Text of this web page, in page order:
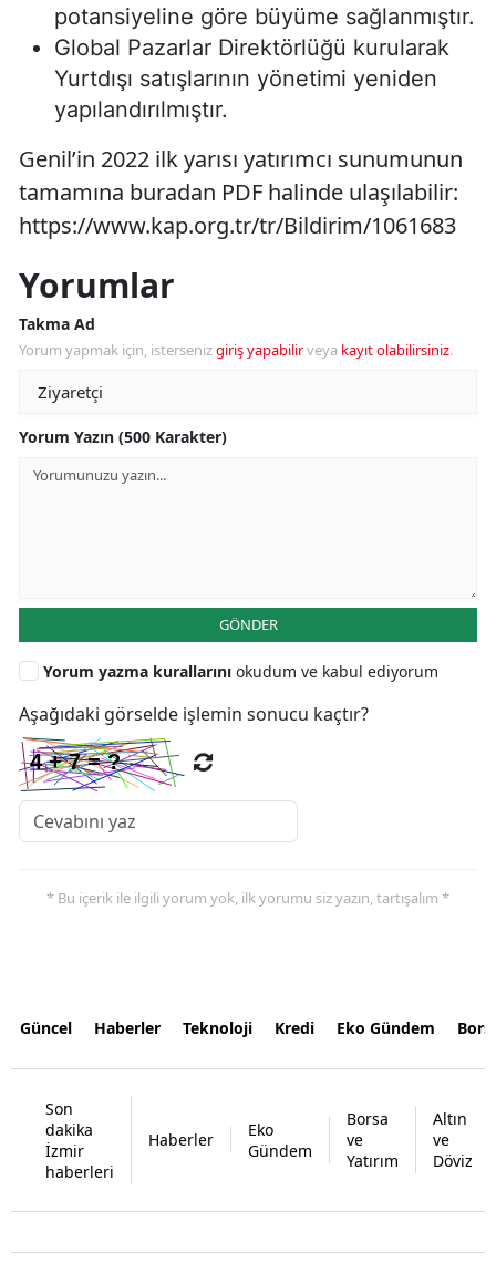
potansiyeline göre büyüme sağlanmıştır.
Global Pazarlar Direktörlüğü kurularak
Yurtdışı satışlarının yönetimi yeniden
yapılandırılmıştır.
Genil’in 2022 ilk yarısı yatırımcı sunumunun
tamamına buradan PDF halinde ulaşılabilir:
https://www.kap.org.tr/tr/Bildirim/1061683
Yorumlar
Takma Ad
Yorum yapmak için, istersenizgiriş yapabilirveya kayıt olabilirsiniz.
Yorum Yazın (500 Karakter)
GÖNDER
Yorum yazma kurallarını okudum ve kabul ediyorum
Aşağıdaki görselde işlemin sonucu kaçtır?
* Bu içerik ile ilgili yorum yok, ilk yorumu siz yazın, tartışalım *
Güncel Haberler Teknoloji Kredi Eko Gündem
Son
dakika
İzmir
haberleri
Haberler
Eko
Gündem
Borsa
ve
Yatırım
Altın
ve
Döviz